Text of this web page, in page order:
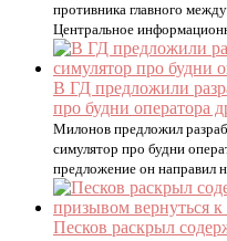
противника главного
Центральное
В ГД предложили
про будни оператора
Милонов предложил
симулятор про будни
предложение он
Песков раскрыл